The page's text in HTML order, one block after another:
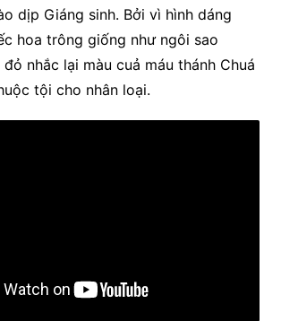
dịp Giáng sinh. Bởi vì hình dáng
hoa trông giống như ngôi sao
đỏ nhắc lại màu cuả máu thánh Chuá
tội cho nhân loại.